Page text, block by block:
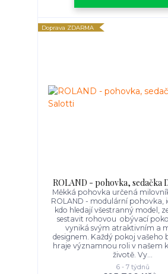
Doprava ZDARMA
ROLAND - pohovka, sedačka
Měkká pohovka určená
ROLAND - modulární pohovka,
kdo hledají všestranný model,
sestavit rohovou obývací
vyniká svým atraktivním a
designem. Každý pokoj vašeho
hraje významnou roli v našem
životě. Vy...
6 - 7 týdnů